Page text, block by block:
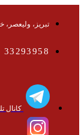
تبریز، ولیعصر،
33293958 – 33298421 – ( 041)
کانال